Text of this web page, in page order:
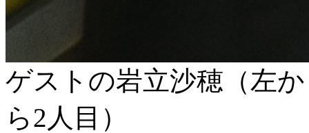
ゲストの岩立沙穂（左
ら2人目）